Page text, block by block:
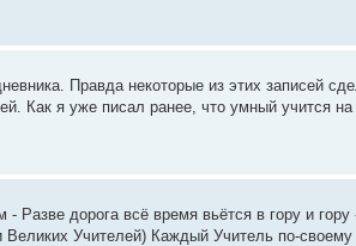
Правда некоторые из этих записей
Как я уже писал ранее, что умный учится
дорога всё время вьётся в гору и
Учителей) Каждый Учитель по-